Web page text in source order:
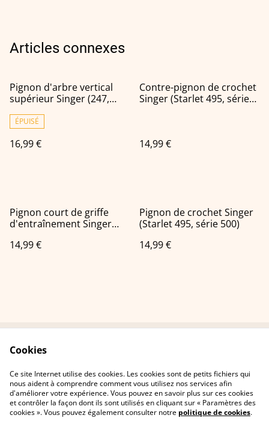
Articles connexes
Pignon d'arbre vertical
supérieur Singer (247,
ÉPUISÉ
16,99 €
Contre-pignon de crochet
Singer (Starlet 495, série
14,99 €
Pignon court de griffe
d'entraînement Singer
14,99 €
Pignon de crochet Singer
(Starlet 495, série 500)
14,99 €
Politique de
confidentialité
Politique de cookies
Cookies
Ce site Internet utilise des cookies. Les cookies sont de petits fichiers qui
nous aident à comprendre comment vous utilisez nos services afin
d'améliorer votre expérience. Vous pouvez en savoir plus sur ces cookies
et contrôler la façon dont ils sont utilisés en cliquant sur « Paramètres des
cookies ». Vous pouvez également consulter notre politique de cookies.